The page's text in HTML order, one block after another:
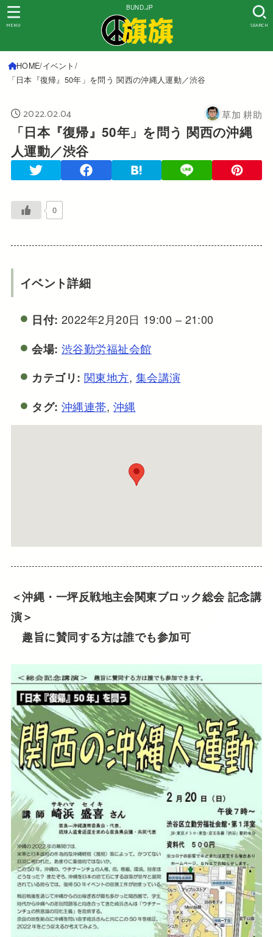
BUND.JP
SEARCH
MENU
HOME イベント
「日本『復帰』50年」を問う 関西の沖縄人運動／渋谷
2022.02.04 草加 耕助
「日本『復帰』50年」を問う 関西の沖縄
人運動／渋谷
0
イベント詳細
日付: 2022年2月20日 19:00 – 21:00
会場: 渋谷勤労福祉会館
カテゴリ: 関東地方, 集会講演
タグ: 沖縄連帯, 沖縄
＜沖縄・一坪反戦地主会関東ブロック総会 記念講
演＞
趣旨に賛同する方は誰でも参加可